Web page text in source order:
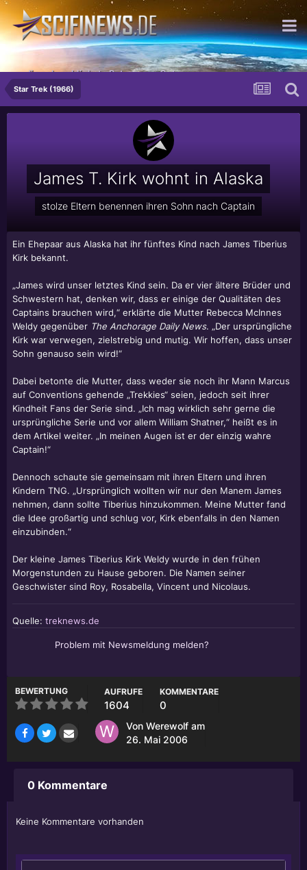
...die schrecklichste Potenz von Gut
Star Trek (1966)
James T. Kirk wohnt in Alaska
stolze Eltern benennen ihren Sohn nach Captain
Ein Ehepaar aus Alaska hat ihr fünftes Kind nach James Tiberius
Kirk bekannt.
„James wird unser letztes Kind sein. Da er vier ältere Brüder und
Schwestern hat, denken wir, dass er einige der Qualitäten des
Captains brauchen wird,“ erklärte die Mutter Rebecca McInnes
Weldy gegenüber The Anchorage Daily News. „Der ursprüngliche
Kirk war verwegen, zielstrebig und mutig. Wir hoffen, dass unser
Sohn genauso sein wird!“
Dabei betonte die Mutter, dass weder sie noch ihr Mann Marcus
auf Conventions gehende „Trekkies“ seien, jedoch seit ihrer
Kindheit Fans der Serie sind. „Ich mag wirklich sehr gerne die
ursprüngliche Serie und vor allem William Shatner,“ heißt es in
dem Artikel weiter. „In meinen Augen ist er der einzig wahre
Captain!“
Dennoch schaute sie gemeinsam mit ihren Eltern und ihren
Kindern TNG. „Ursprünglich wollten wir nur den Manem James
nehmen, dann sollte Tiberius hinzukommen. Meine Mutter fand
die Idee großartig und schlug vor, Kirk ebenfalls in den Namen
einzubinden.“
Der kleine James Tiberius Kirk Weldy wurde in den frühen
Morgenstunden zu Hause geboren. Die Namen seiner
Geschwister sind Roy, Rosabella, Vincent und Nicolaus.
Quelle: treknews.de
Problem mit Newsmeldung melden?
BEWERTUNG AUFRUFE
1604
KOMMENTARE
0
Von Werewolf am
26. Mai 2006
0 Kommentare
Keine Kommentare vorhanden